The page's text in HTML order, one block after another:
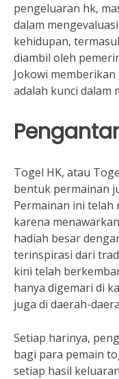
pengeluaran hk,
dalam
kehidupan,
diambil oleh
Jokowi
adalah kunci dalam
Togel HK, atau
bentuk permainan
Permainan ini
karena
hadiah besar
terinspirasi dari
kini telah
hanya digemari di
juga di daerah-
Setiap harinya,
bagi para pemain
setiap hasil